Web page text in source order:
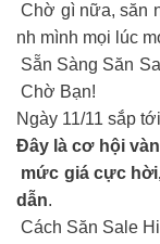
Chờ gì nữa, săn
nh mình mọi lúc
Sẵn Sàng Săn
Chờ Bạn!
Ngày 11/11 sắp
Đây là cơ hội
mức giá cực
dẫn.
Cách Săn Sale